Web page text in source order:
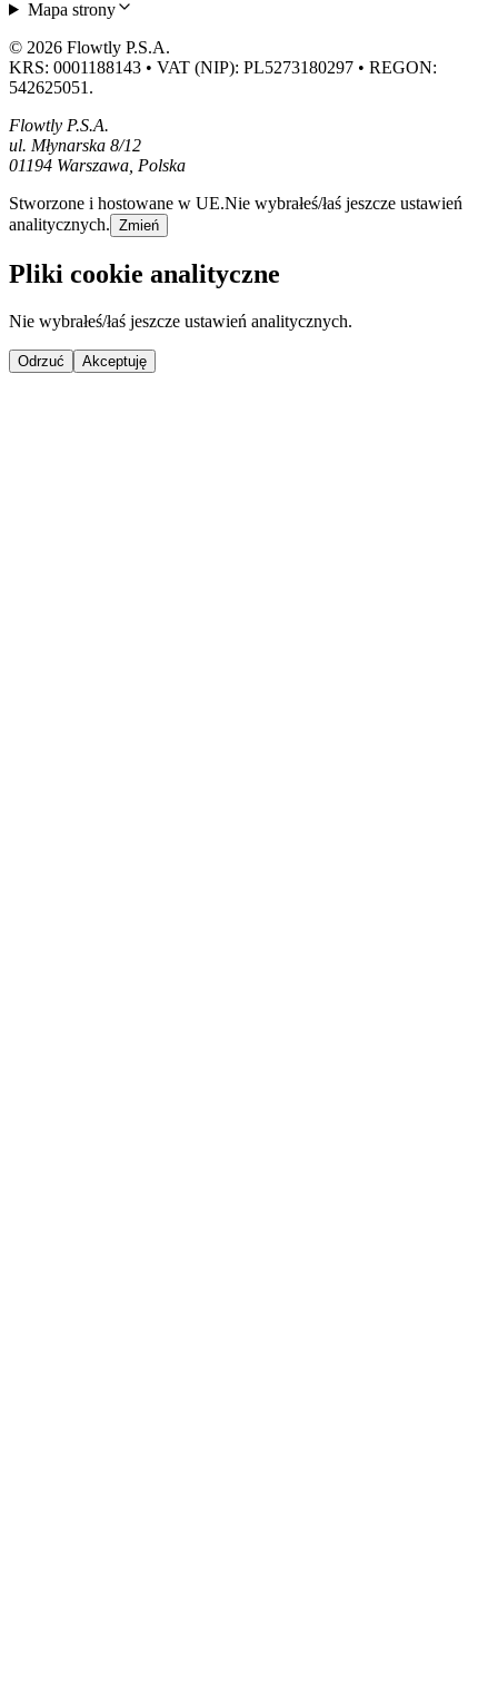
Mapa strony
© 2026 Flowtly P.S.A.
KRS: 0001188143 • VAT (NIP): PL5273180297 • REGON:
542625051.
Flowtly P.S.A.
ul. Młynarska 8/12
01194 Warszawa, Polska
Stworzone i hostowane w UE.Nie wybrałeś/łaś jeszcze ustawień
analitycznych. Zmień
Pliki cookie analityczne
Nie wybrałeś/łaś jeszcze ustawień analitycznych.
Odrzuć Akceptuję